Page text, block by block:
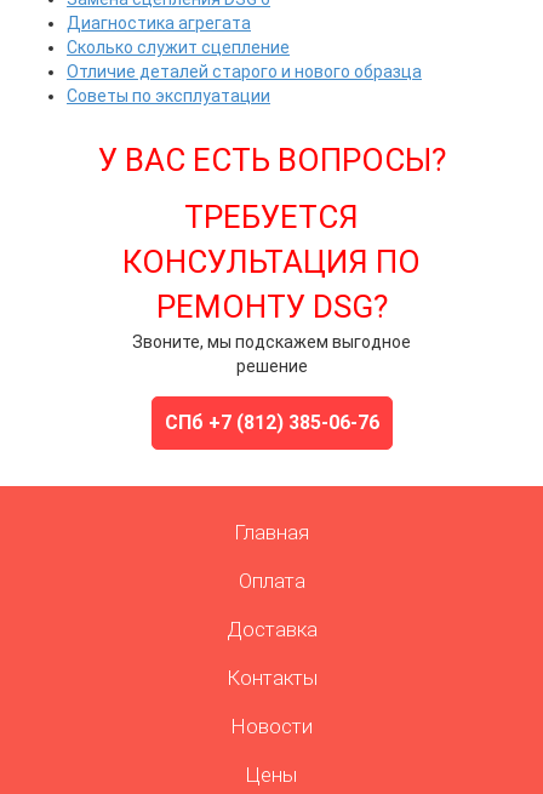
Диагностика агрегата
Сколько служит сцепление
Отличие деталей старого и нового образца
Советы по эксплуатации
У ВАС ЕСТЬ ВОПРОСЫ?
ТРЕБУЕТСЯ
КОНСУЛЬТАЦИЯ ПО
РЕМОНТУ DSG?
Звоните, мы подскажем выгодное
решение
СПб +7 (812) 385-06-76
Главная
Оплата
Доставка
Контакты
Новости
Цены